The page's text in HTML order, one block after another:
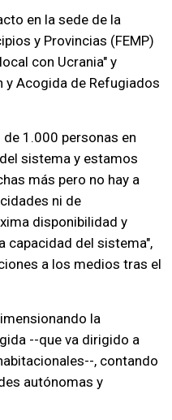
en la sede de la
y Provincias (FEMP)
con Ucrania" y
y Acogida de Refugiados
1.000 personas en
sistema y estamos
más pero no hay a
ni de
disponibilidad y
capacidad del sistema",
a los medios tras el
la
--que va dirigido a
, contando
autónomas y